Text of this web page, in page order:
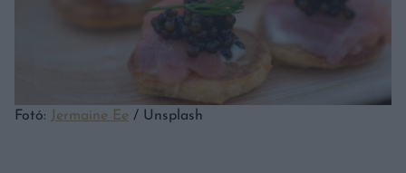
Fotó: Jermaine Ee / Unsplash